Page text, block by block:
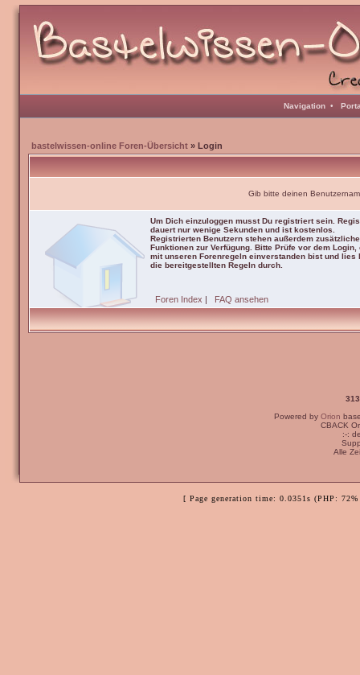
Navigation •
bastelwissen-online Foren-Übersicht » Login
Gib bitte deinen
Um Dich einzuloggen musst Du registriert sein.
dauert nur wenige Sekunden und ist kostenlos.
Registrierten Benutzern stehen außerdem zusätzliche
Funktionen zur Verfügung. Bitte Prüfe vor dem Login,
mit unseren Forenregeln einverstanden bist und lies
die bereitgestellten Regeln durch.
Foren Index | FAQ ansehen
Powered by Orion
CBACK
:-:
Alle
[ Page generation time: 0.0351s (PHP: